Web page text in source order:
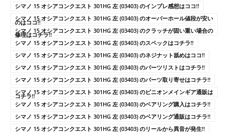
シマノ 15 オシアコンクエスト 301HG 左 (03403) のインプレ感想はココ!!
シマノ 15 オシアコンクエスト 301HG 左 (03403) のオーバーホール値段が安い
のはココ!!
シマノ 15 オシアコンクエスト 301HG 左 (03403) のクラッチが固い重い場合の
修理はコチラ!!
シマノ 15 オシアコンクエスト 301HG 左 (03403) のスペックはコチラ!!
シマノ 15 オシアコンクエスト 301HG 左 (03403) のネジナット舐めはココ!!
シマノ 15 オシアコンクエスト 301HG 左 (03403) のパーツリストはコチラ!!
シマノ 15 オシアコンクエスト 301HG 左 (03403) のパーツ取り寄せはコチラ!!
シマノ 15 オシアコンクエスト 301HG 左 (03403) のピニオンメインギア通販は
コチラ!!
シマノ 15 オシアコンクエスト 301HG 左 (03403) のベアリング購入はコチラ!!
シマノ 15 オシアコンクエスト 301HG 左 (03403) のベアリング通販はコチラ!!
シマノ 15 オシアコンクエスト 301HG 左 (03403) のリールから異音が発生!!